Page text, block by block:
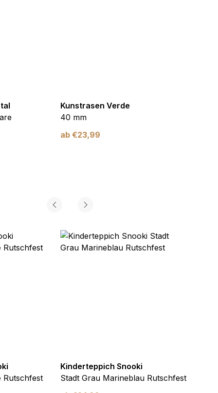
Kunstrasen Verde
40 mm
ab €23,99
Rutschfest
Kinderteppich Snooki
Stadt Grau Marineblau Rutschfest